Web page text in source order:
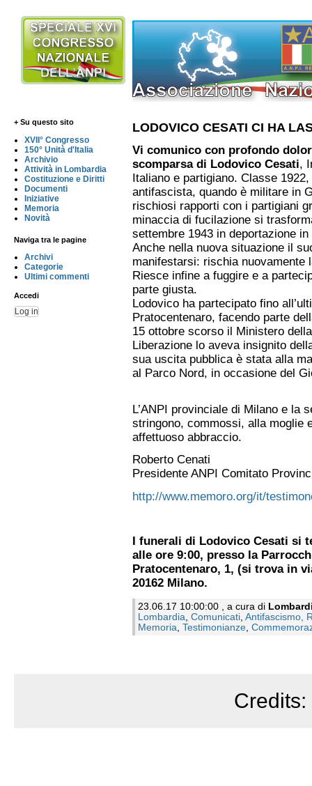
+ Su questo sito
XVII° Congresso
150° Unità d'Italia
Archivio
Attività in Lombardia
Costituzione e Diritti
Documenti
Iniziative
Memoria
Novità
Naviga tra le pagine
Archivi
Categorie
Ultimi commenti
Accedi
Log in
LODOVICO CESATI CI HA
Vi comunico con profondo
scomparsa di Lodovico Cesati,
Italiano e partigiano. Classe
antifascista, quando è militare in
rischiosi rapporti con i partigiani
minaccia di fucilazione si
settembre 1943 in deportazione
Anche nella nuova situazione il
manifestarsi: rischia nuovamente
Riesce infine a fuggire e a
parte giusta.
Lodovico ha partecipato fino
Pratocentenaro, facendo parte
15 ottobre scorso il Ministero
Liberazione lo aveva insignito
sua uscita pubblica è stata alla
al Parco Nord, in occasione del
L’ANPI provinciale di Milano e la
stringono, commossi, alla moglie
affettuoso abbraccio.
Roberto Cenati
Presidente ANPI Comitato
http://www.memoro.org/it/
I funerali di Lodovico Cesati si
alle ore 9:00, presso la
Pratocentenaro, 1, (si trova in
20162 Milano.
23.06.17 10:00:00 , a cura di
Lombardia, Comunicati, Antifascismo,
Memoria, Testimonianze,
Credits: